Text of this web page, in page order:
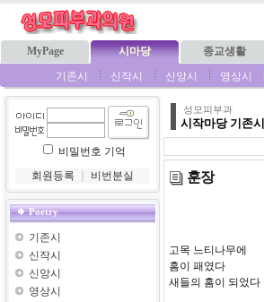
MyPage 시마당 종교생활
기존시
신작시 신앙시 영상시
비밀번호 기억
회원등록
비번분실
Poetry
기존시
신작시
신앙시
영상시
성모피부과
시작마당 기존시
훈장
고목 느티나무에
홈이 패였다
새들의 홈이 되었다